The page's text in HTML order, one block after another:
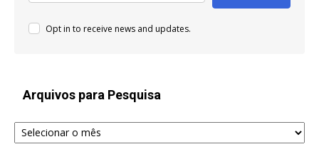
Opt in to receive news and updates.
Arquivos para Pesquisa
Arquivos
para